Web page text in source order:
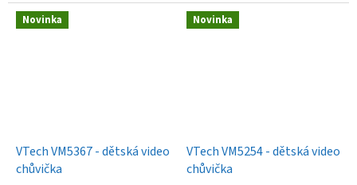
ovládáním přes aplikaci.
nabíjením, výdrží až 9 h a
ochranou IPX2.
Novinka
VTech VM5367 - dětská video
chůvička
Novinka
VTech VM5254 - dětská video
chůvička